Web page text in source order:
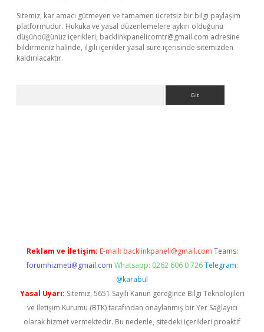
Sitemiz, kar amacı gütmeyen ve tamamen ücretsiz bir bilgi paylaşım
platformudur. Hukuka ve yasal düzenlemelere aykırı olduğunu
düşündüğünüz içerikleri, backlinkpanelicomtr@gmail.com adresine
bildirmeniz halinde, ilgili içerikler yasal süre içerisinde sitemizden
kaldırılacaktır.
Reklam ve İletişim: E-mail: backlinkpaneli@gmail.com Teams:
forumhizmeti@gmail.com Whatsapp: 0262 606 0 726 Telegram:
@karabul
Yasal Uyarı: Sitemiz, 5651 Sayılı Kanun gereğince Bilgi Teknolojileri
ve İletişim Kurumu (BTK) tarafından onaylanmış bir Yer Sağlayıcı
olarak hizmet vermektedir. Bu nedenle, sitedeki içerikleri proaktif